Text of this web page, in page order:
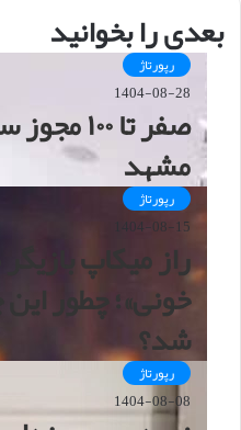
بعدی را بخوانید
رپورتاژ
1404-08-28
صفر تا
مشهد
رپورتاژ
1404-08-15
راز میکاپ
خونی»؛ چطور
شد؟
رپورتاژ
1404-08-08